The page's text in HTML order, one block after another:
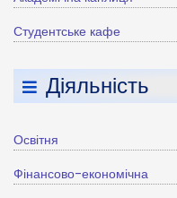
Студентське кафе
Діяльність
Освітня
Фінансово-економічна